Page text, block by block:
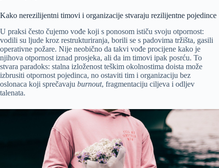
Kako nerezilijentni timovi i organizacije stvaraju rezilijentne pojedince
U praksi često čujemo vođe koji s ponosom ističu svoju otpornost:
vodili su ljude kroz restrukturiranja, borili se s padovima tržišta, gasili
operativne požare. Nije neobično da takvi vođe procijene kako je
njihova otpornost iznad prosjeka, ali da im timovi ipak posrću. To
stvara paradoks: stalna izloženost teškim okolnostima doista može
izbrusiti otpornost pojedinca, no ostaviti tim i organizaciju bez
oslonaca koji sprečavaju burnout, fragmentaciju ciljeva i odljev
talenata.